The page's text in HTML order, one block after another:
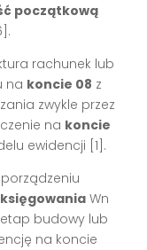
początkową
rachunek lub
na koncie 08 z
zwykle przez
na koncie
ewidencji [1].
Wn
budowy lub
na koncie